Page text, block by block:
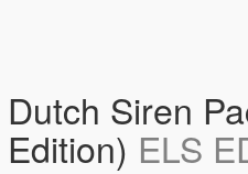
Dutch Siren
Edition) ELS